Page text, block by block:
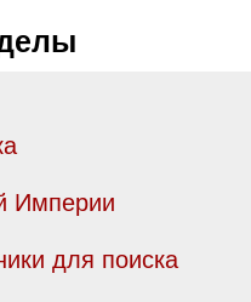
Империи
для поиска